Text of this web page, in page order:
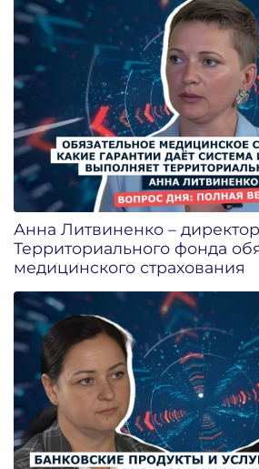
Анна Литвиненко – директор
Территориального фонда
медицинского страхования